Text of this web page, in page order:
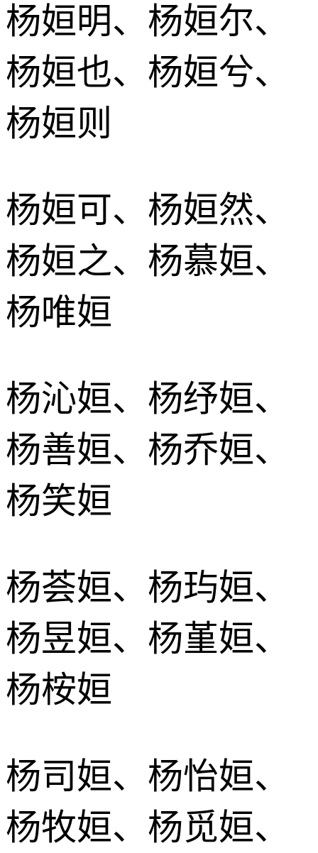
杨姮明、杨姮尔、
杨姮也、杨姮兮、
杨姮则
杨姮可、杨姮然、
杨姮之、杨慕姮、
杨唯姮
杨沁姮、杨纾姮、
杨善姮、杨乔姮、
杨笑姮
杨荟姮、杨玙姮、
杨昱姮、杨堇姮、
杨桉姮
杨司姮、杨怡姮、
杨牧姮、杨觅姮、